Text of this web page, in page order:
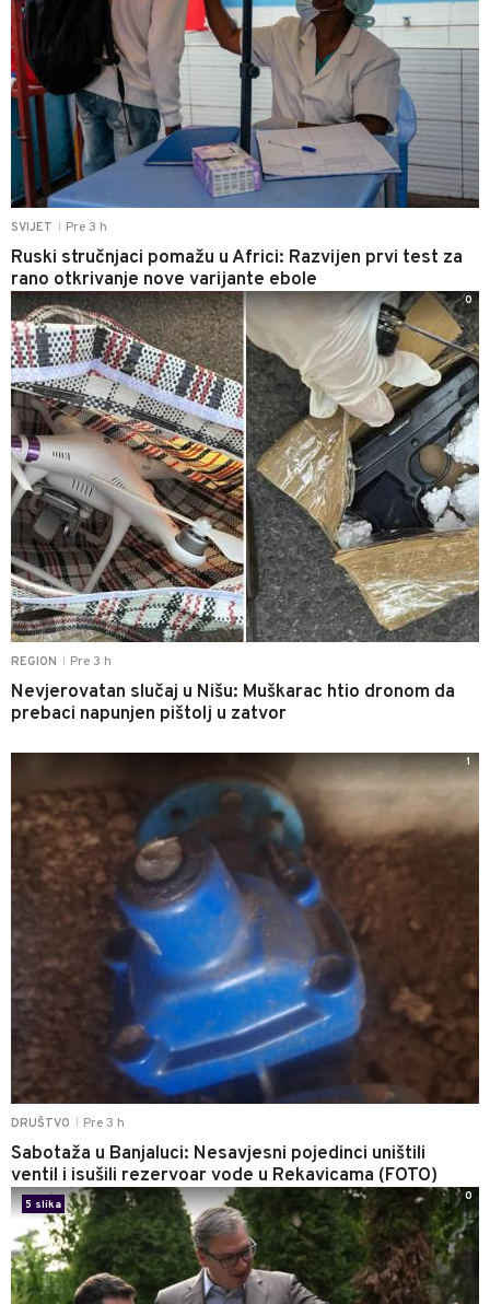
SVIJET Pre 3 h
Ruski stručnjaci pomažu u Africi: Razvijen prvi test za
rano otkrivanje nove varijante ebole
REGION Pre 3 h
Nevjerovatan slučaj u Nišu: Muškarac htio dronom da
prebaci napunjen pištolj u zatvor
0
DRUŠTVO Pre 3 h
Sabotaža u Banjaluci: Nesavjesni pojedinci uništili
ventil i isušili rezervoar vode u Rekavicama (FOTO)
1
5 slika
0